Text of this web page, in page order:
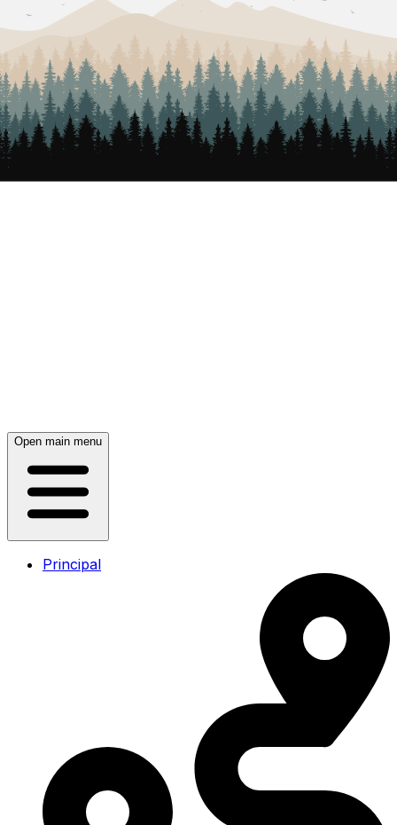
Open main menu
Principal